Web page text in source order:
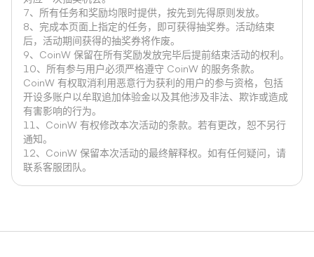
7、所有任务和奖励均限时提供，按先到先得原则发放。
8、完成本页面上指定的任务，即可获得抽奖券。活动结束
后，活动期间获得的抽奖券将作废。
9、CoinW 保留在所有奖励发放完毕后提前结束活动的权利。
10、所有参与用户必须严格遵守 CoinW 的服务条款。
CoinW 有权取消利用恶意行为获利的用户的参与资格，包括
开设多账户以牟取追加体验金以及其他涉及非法、欺诈或造成
有害影响的行为。
11、CoinW 有权修改本次活动的条款。若有更改，恕不另行
通知。
12、CoinW 保留本次活动的最终解释权。如有任何疑问，请
联系客服团队。